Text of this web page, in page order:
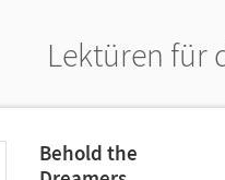
Lektüren für
Behold the